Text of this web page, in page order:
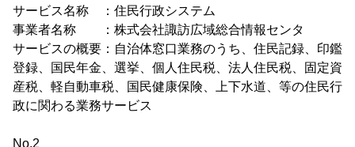
サービス名称 ：住民行政システム
事業者名称 ：株式会社諏訪広域総合情報センタ
サービスの概要：自治体窓口業務のうち、住民記録、印鑑
登録、国民年金、選挙、個人住民税、法人住民税、固定資
産税、軽自動車税、国民健康保険、上下水道、等の住民行
政に関わる業務サービス
No.2